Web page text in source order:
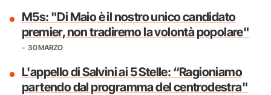
M5s: "Di Maio è il nostro unico candidato
premier, non tradiremo la volontà popolare"
30 MARZO
L'appello di Salvini ai 5 Stelle: “Ragioniamo
partendo dal programma del centrodestra"